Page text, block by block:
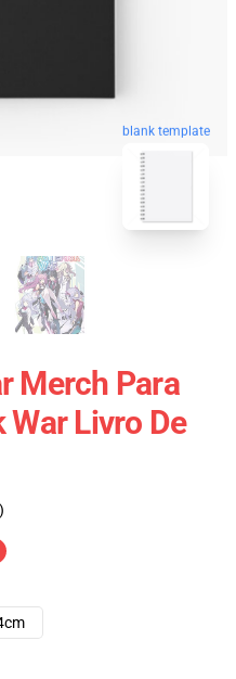
blank template
Merch Para
War Livro De